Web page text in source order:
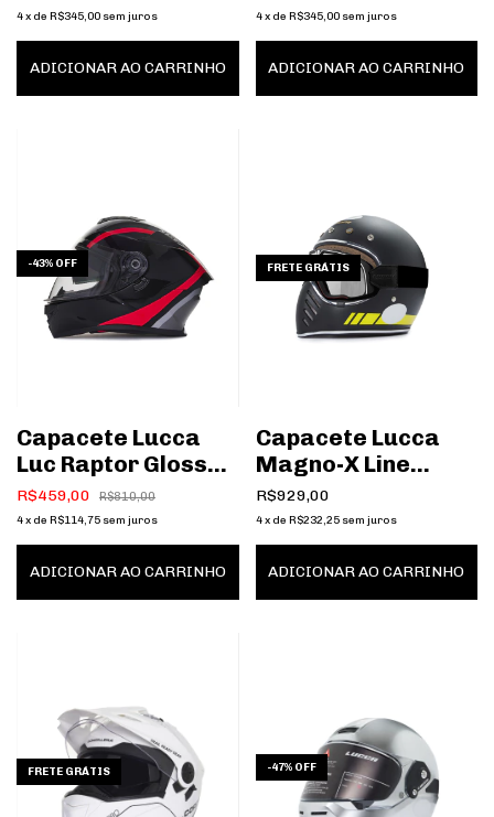
4x de R$345,00 sem juros
ADICIONAR AO CARRINHO
4 x de R$345,00 sem juros
ADICIONAR AO CARRINHO
-43% OFF
Capacete Lucca
Luc Raptor Glossy
Black Red
R$459,00 R$810,00
4x de R$114,75 sem juros
ADICIONAR AO CARRINHO
FRETE GRÁTIS
Capacete Lucca
Magno-X Line
Yellow
R$929,00
4 x de R$232,25 sem juros
ADICIONAR AO CARRINHO
FRETE GRÁTIS -47% OFF